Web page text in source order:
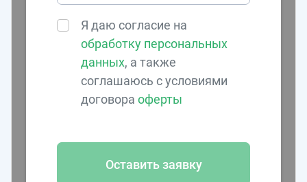
Я даю согласие на
обработку персональных
данных, а также
соглашаюсь с условиями
договораоферты
Оставить заявку